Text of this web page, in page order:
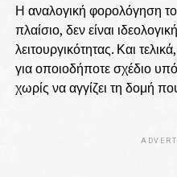
Η αναλογική φορολόγηση
πλαίσιο, δεν είναι
λειτουργικότητας. Και
για οποιοδήποτε σχέδιο
χωρίς να αγγίζει τη δομή